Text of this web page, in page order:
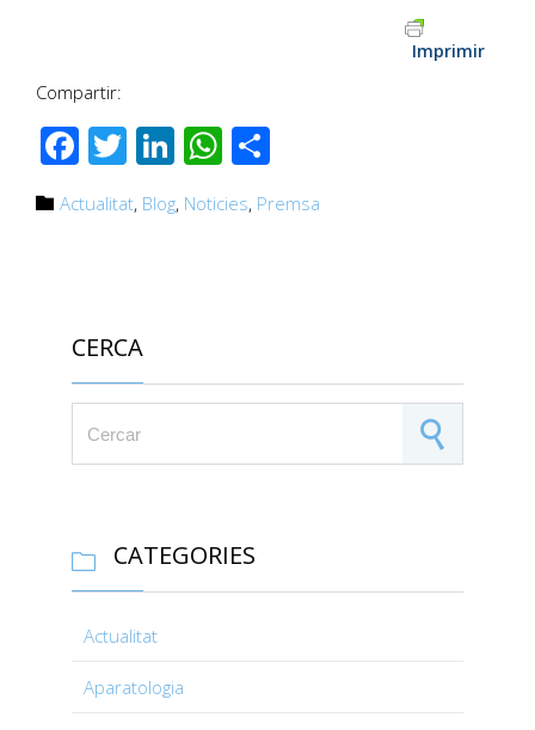
Imprimir
Compartir:
Facebook
Twitter
LinkedIn
WhatsApp
 Category
Actualitat, Blog, Noticies, Premsa
CERCA
 CATEGORIES
Actualitat
Aparatologia